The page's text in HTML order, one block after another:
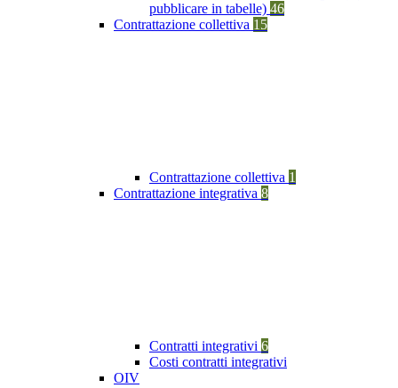
pubblicare in tabelle) 46
Contrattazione collettiva 15
Contrattazione collettiva 1
Contrattazione integrativa 8
Contratti integrativi 6
Costi contratti integrativi
OIV